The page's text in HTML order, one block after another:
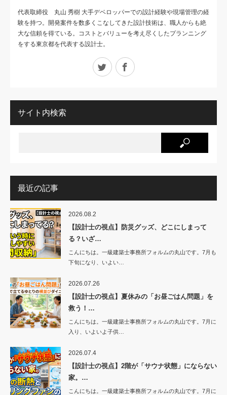
代表取締役 丸山 秀樹 大手デベロッパーでの設計経験や現場管理の経
験を持つ。開発案件を数多くこなしてきた設計技術は、職人からも絶
大な信頼を得ている。コストとバリューを考え尽くしたプランニング
をする東京都を代表する設計士。
Twitter Facebook
サイト内検索
最近の記事
2026.08.2
【設計士の視点】防災グッズ、どこにしまって
る？いざ…
こんにちは。一級建築士事務所フォルムの丸山です。7月も
下旬になり、いよい…
2026.07.26
【設計士の視点】夏休みの「お昼ごはん問題」を
救う！…
こんにちは。一級建築士事務所フォルムの丸山です。7月に
入り、いよいよ子供…
2026.07.4
【設計士の視点】2階が「サウナ状態」にならない
家。…
こんにちは。一級建築士事務所フォルムの丸山です。7月に